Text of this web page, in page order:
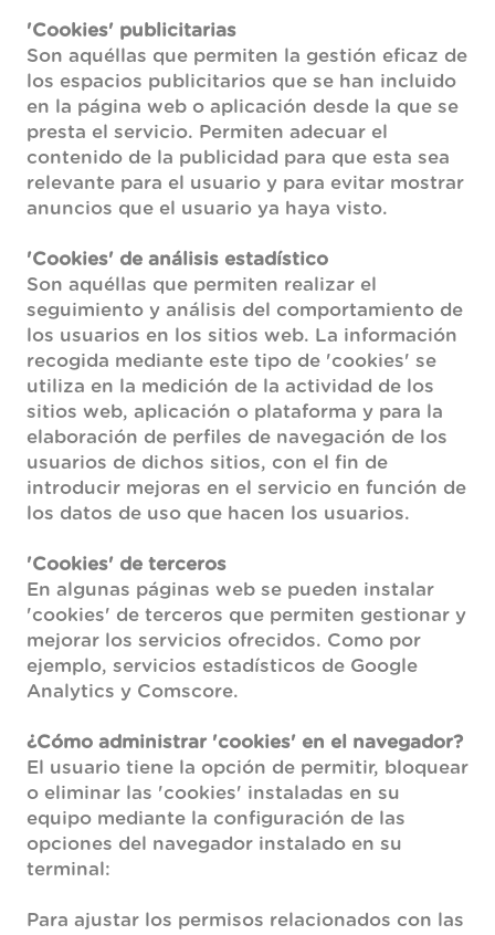
'Cookies' publicitarias
Son aquéllas que permiten la gestión eficaz de
los espacios publicitarios que se han incluido
en la página web o aplicación desde la que se
presta el servicio. Permiten adecuar el
contenido de la publicidad para que esta sea
relevante para el usuario y para evitar mostrar
anuncios que el usuario ya haya visto.
'Cookies' de análisis estadístico
Son aquéllas que permiten realizar el
seguimiento y análisis del comportamiento de
los usuarios en los sitios web. La información
recogida mediante este tipo de 'cookies' se
utiliza en la medición de la actividad de los
sitios web, aplicación o plataforma y para la
elaboración de perfiles de navegación de los
usuarios de dichos sitios, con el fin de
introducir mejoras en el servicio en función de
los datos de uso que hacen los usuarios.
'Cookies' de terceros
En algunas páginas web se pueden instalar
'cookies' de terceros que permiten gestionar y
mejorar los servicios ofrecidos. Como por
ejemplo, servicios estadísticos de Google
Analytics y Comscore.
¿Cómo administrar 'cookies' en el navegador?
El usuario tiene la opción de permitir, bloquear
o eliminar las 'cookies' instaladas en su
equipo mediante la configuración de las
opciones del navegador instalado en su
terminal:
Para ajustar los permisos relacionados con las